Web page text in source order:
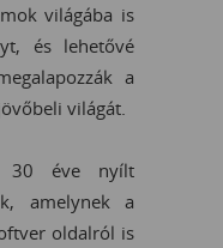
világába is
és lehetővé
a
világát.
30 éve nyílt
amelynek a
oldalról is